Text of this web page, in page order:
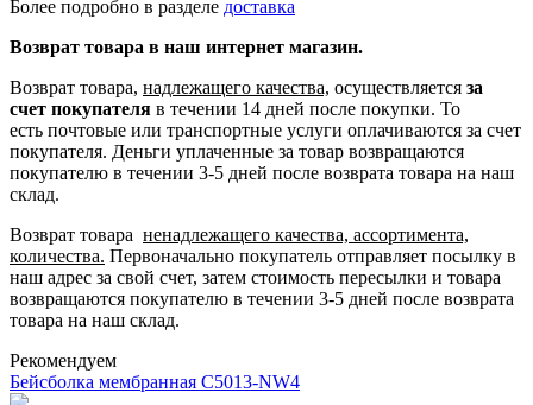
Более подробно в разделе доставка
Возврат товара в наш интернет магазин.
Возврат товара, надлежащего качества, осуществляется за
счет покупателя в течении 14 дней после покупки. То
есть почтовые или транспортные услуги оплачиваются за счет
покупателя. Деньги уплаченные за товар возвращаются
покупателю в течении 3-5 дней после возврата товара на наш
склад.
Возврат товара ненадлежащего качества, ассортимента,
количества. Первоначально покупатель отправляет посылку в
наш адрес за свой счет, затем стоимость пересылки и товара
возвращаются покупателю в течении 3-5 дней после возврата
товара на наш склад.
Рекомендуем
Бейсболка мембранная С5013-NW4